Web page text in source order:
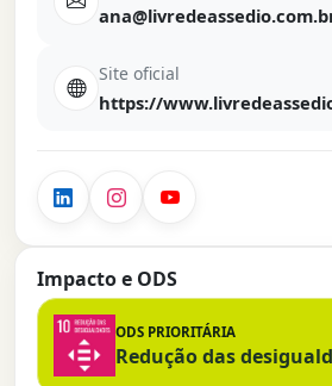
Site oficial
https://
Impacto e ODS
ODS PRIORITÁRIA
Redução das